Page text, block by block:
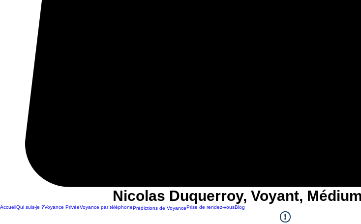
Nicolas Duquerroy, Voyant,
AccueilQui suis-je ?Voyance PrivéeVoyance par téléphonePrédictions de VoyancePrise de rendez-vousBlog